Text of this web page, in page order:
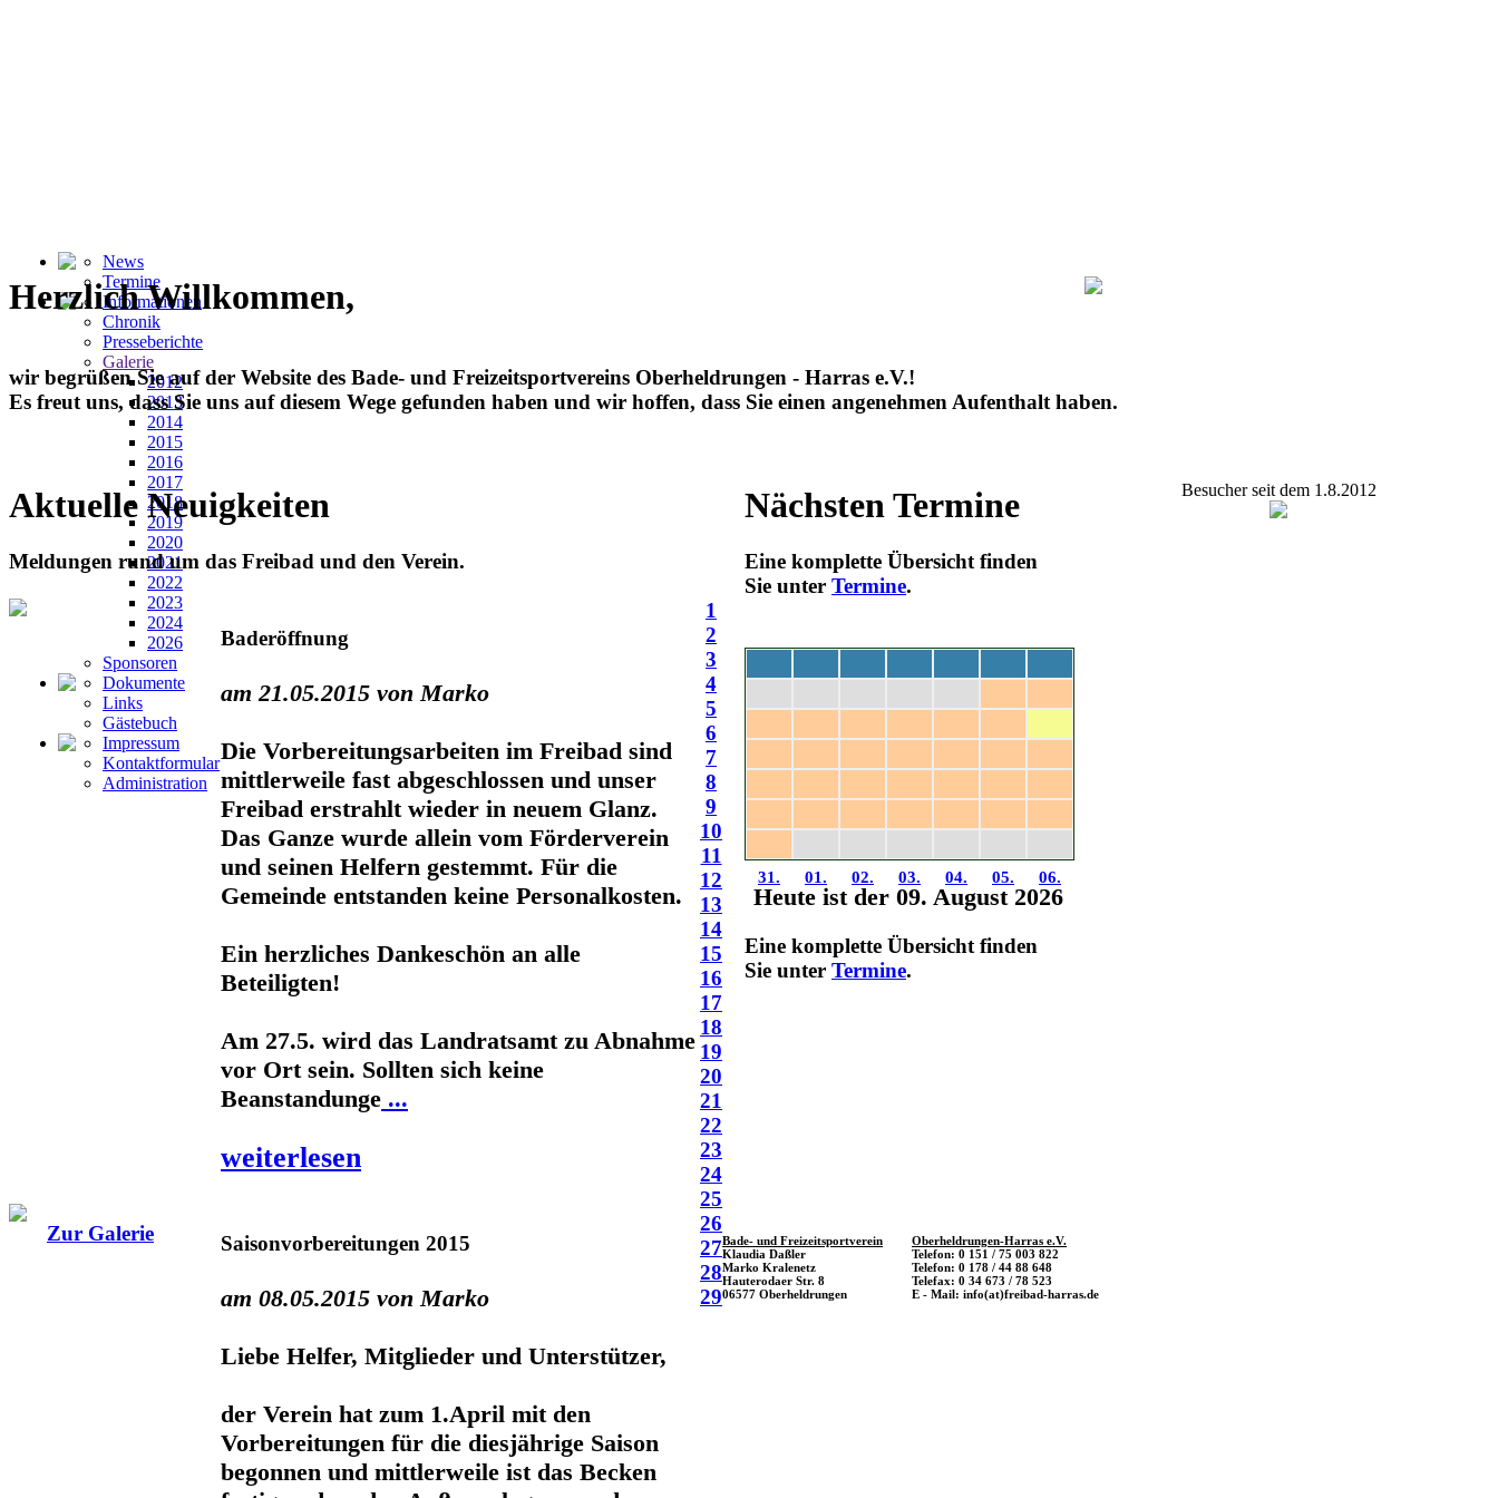
News
Termine
Informationen
Chronik
Presseberichte
Galerie
2012
2013
2014
2015
2016
2017
2018
2019
2020
2021
2022
2023
2024
2026
Sponsoren
Dokumente
Links
Gästebuch
Impressum
Kontaktformular
Administration
Herzlich Willkommen,
wir begrüßen Sie auf der Website des Bade- und Freizeitsportvereins Oberheldrungen - Harras e.V.!
Es freut uns, dass Sie uns auf diesem Wege gefunden haben und wir hoffen, dass Sie einen angenehmen Aufenthalt haben.
Aktuelle Neuigkeiten
Meldungen rund um das Freibad und den Verein.
Baderöffnung
am 21.05.2015 von Marko
Die Vorbereitungsarbeiten im Freibad sind
mittlerweile fast abgeschlossen und unser
Freibad erstrahlt wieder in neuem Glanz.
Das Ganze wurde allein vom Förderverein
und seinen Helfern gestemmt. Für die
Gemeinde entstanden keine Personalkosten.
Ein herzliches Dankeschön an alle
Beteiligten!
Am 27.5. wird das Landratsamt zu Abnahme
vor Ort sein. Sollten sich keine
Beanstandunge ...
weiterlesen
Zur Galerie Saisonvorbereitungen 2015
am 08.05.2015 von Marko
Liebe Helfer, Mitglieder und Unterstützer,
der Verein hat zum 1.April mit den
Vorbereitungen für die diesjährige Saison
begonnen und mittlerweile ist das Becken
1
2
3
4
5
6
7
8
9
10
11
12
13
14
15
16
17
18
19
20
21
22
23
24
25
26
27
28
29
Nächsten Termine
Eine komplette Übersicht finden
Sie unter Termine.
31.
01. 02. 03. 04. 05. 06.
Heute ist der 09. August 2026
Eine komplette Übersicht finden
Sie unter Termine.
Bade- und Freizeitsportverein
Klaudia Daßler
Marko Kralenetz
Hauterodaer Str. 8
06577 Oberheldrungen
Oberheldrungen-Harras e.V.
Telefon: 0 151 / 75 003 822
Telefon: 0 178 / 44 88 648
Telefax: 0 34 673 / 78 523
E - Mail: info(at)freibad-harras.de
Besucher seit dem 1.8.2012